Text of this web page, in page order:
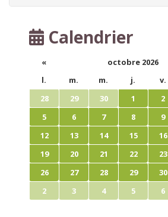
Calendrier
« octobre 2026
l.
m. m. j. v.
28
29 30 1 2
5
6 7 8 9
12
13 14 15 16
19
20 21 22 23
26
27 28 29 30
2
3 4 5 6